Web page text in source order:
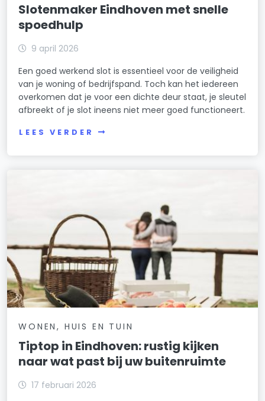
Slotenmaker Eindhoven met snelle
spoedhulp
9 april 2026
Een goed werkend slot is essentieel voor de veiligheid
van je woning of bedrijfspand. Toch kan het iedereen
overkomen dat je voor een dichte deur staat, je sleutel
afbreekt of je slot ineens niet meer goed functioneert.
LEES VERDER
WONEN, HUIS EN TUIN
Tiptop in Eindhoven: rustig kijken
naar wat past bij uw buitenruimte
17 februari 2026